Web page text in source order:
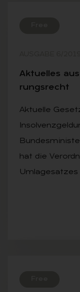
Ak­tu­el­les
rungs­recht
Aktuelle
hat die
Umlagesatzes